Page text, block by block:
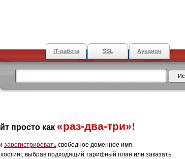
IT-работа SSL Аукцион
просто как «раз-два-три»!
зарегистрировать свободное доменное имя.
хостинг, выбрав подходящий тарифный план или заказать